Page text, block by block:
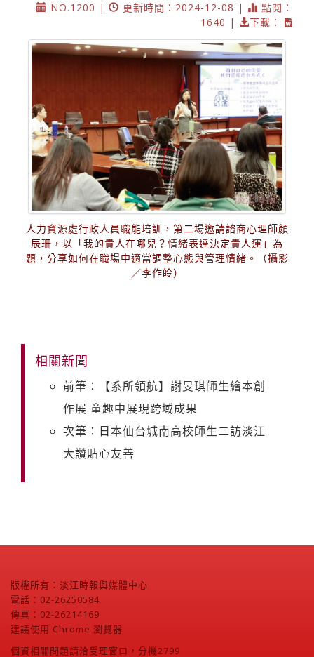
NO.1200 |
更新時間：2024-12-08 |
點閱：
1640 |
下載：
人力資源處行政人員職能培訓，第二場邀請諮商心理師顏
辰珊，以「我的貴人在哪兒？情緒表達決定貴人運」為
題，分享如何在職場中適當調整心態與管理情緒。（攝影
／李作皊）
相關新聞
前筆：【系所領航】謝旻琪師生繪本創
作展 童趣中展現跨域成果
次筆：日本仙台城南高校師生二訪淡江
大讚貼心友善
版權所有：淡江時報與媒體中心
電話：02-26250584
傳真：02-26214169
建議使用 Chrome 瀏覽器
個資相關問題請洽受理窗口，分機2799